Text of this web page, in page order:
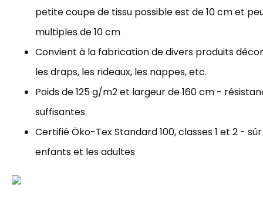
petite coupe de tissu possible est de 10 cm et
multiples de 10 cm
Convient à la fabrication de divers produits
les draps, les rideaux, les nappes, etc.
Poids de 125 g/m2 et largeur de 160 cm -
suffisantes
Certifié Öko-Tex Standard 100, classes 1 et 2 -
enfants et les adultes